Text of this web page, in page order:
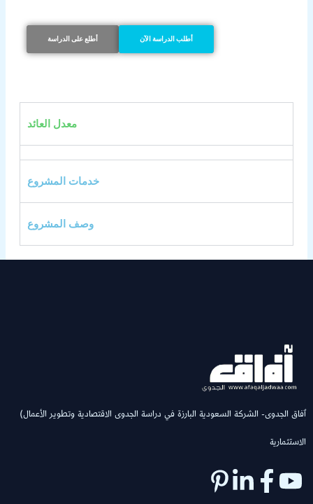
أطلع على الدراسة أطلب الدراسة الآن
معدل العائد
خدمات المشروع
وصف المشروع
(ٱفاق الجدوى- الشركة السعودية البارزة في دراسة الجدوى الاقتصادية وتطوير الأعمال
الاستثمارية